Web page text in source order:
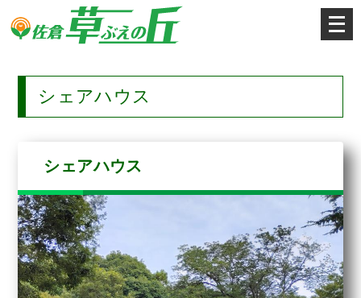
メ
ニ
ュ
を
シェアハウス
シェアハウス